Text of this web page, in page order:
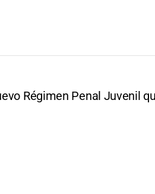
Régimen Penal Juvenil